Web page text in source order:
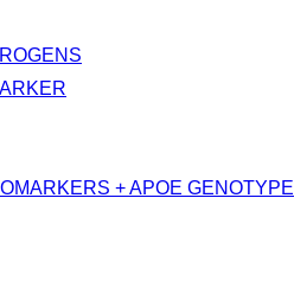
+ APOE GENOTYPE